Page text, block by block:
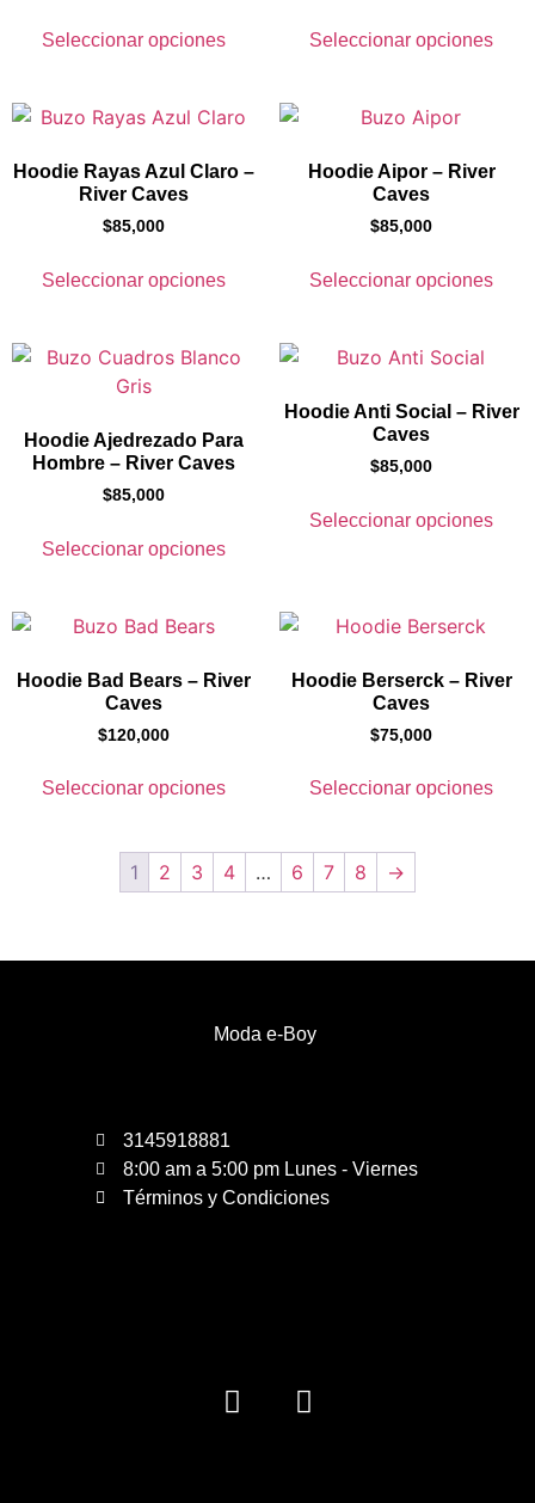
Seleccionar opciones Seleccionar opciones
Hoodie Rayas Azul Claro –
River Caves
$85,000
Seleccionar opciones
Hoodie Aipor – River
Caves
$85,000
Seleccionar opciones
Hoodie Ajedrezado Para
Hombre – River Caves
$85,000
Seleccionar opciones
Hoodie Anti Social – River
Caves
$85,000
Seleccionar opciones
Hoodie Bad Bears – River
Caves
$120,000
Seleccionar opciones
Hoodie Berserck – River
Caves
$75,000
Seleccionar opciones
1 2 3 4 … 6 7 8 →
Moda e-Boy
3145918881
8:00 am a 5:00 pm Lunes - Viernes
Términos y Condiciones